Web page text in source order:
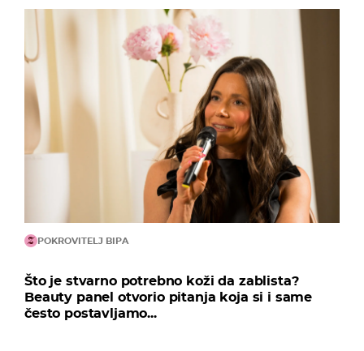
POKROVITELJ BIPA
Što je stvarno potrebno koži da zablista?
Beauty panel otvorio pitanja koja si i same
često postavljamo...